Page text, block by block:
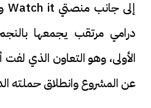
درامي مرتقب يجمعها
الأولى، وهو التعاون الذي لفت
عن المشروع وانطلاق حملته